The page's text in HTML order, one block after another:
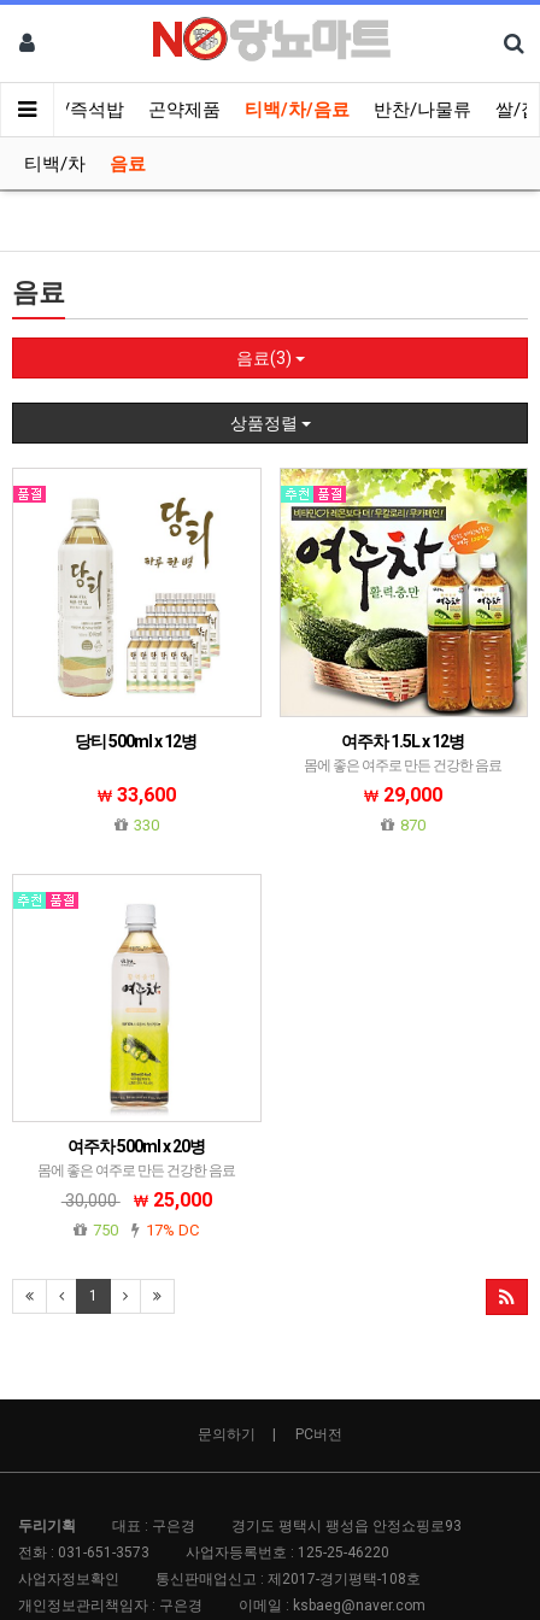
간편식/즉석밥 곤약제품 티백/차/음료 반찬/나물류 쌀/
티백/차 음료
음료
음료(3)
상품정렬
당티 500ml x 12병
33,600
330
여주차 1.5L x 12병
몸에 좋은 여주로 만든 건강한 음료
29,000
870
여주차 500ml x 20병
몸에 좋은 여주로 만든 건강한 음료
30,000 25,000
750 17% DC
1
문의하기 PC버전
두리기획 대표 : 구은경
경기도 평택시 팽성읍 안정쇼핑로93
전화 : 031-651-3573 사업자등록번호 : 125-25-46220
사업자정보확인
통신판매업신고 : 제2017-경기평택-108호
개인정보관리책임자 : 구은경
이메일 : ksbaeg@naver.com